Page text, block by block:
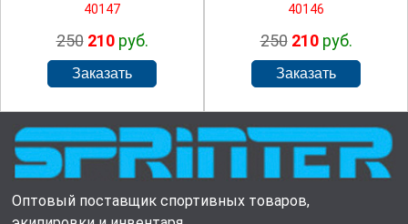
40147
250 210руб.
40146
250 210руб.
Оптовый поставщик спортивных товаров,